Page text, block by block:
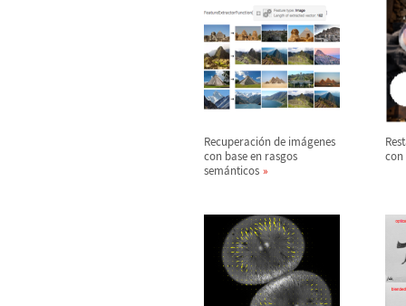
Recuperación de imágenes
con base en rasgos
semánticos
con